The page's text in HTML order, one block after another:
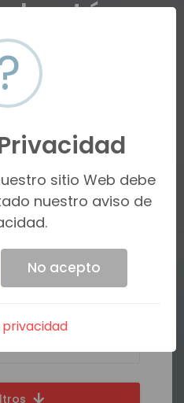
está en
sitio Web debe
nuestro aviso de
No acepto
privacidad